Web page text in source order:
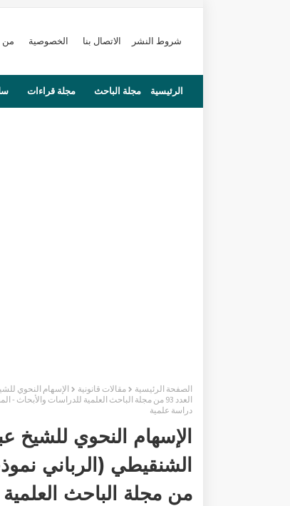
شروط النشر الاتصال بنا الخصوصية من
الرئيسية مجلة الباحث مجلة قراءات
الصفحة الرئيسية مقالات قانونية
الإسهام النحوي
دراسة علمية
الإسهام النحوي للشيخ
من مجلة الباحث